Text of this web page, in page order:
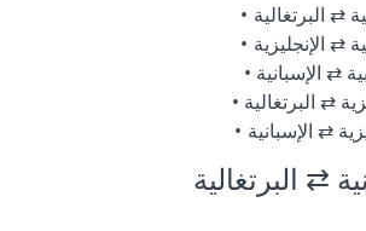
⇄ البرتغالية
⇄ الإنجليزية
⇄ الإسبانية
⇄ البرتغالية
⇄ الإسبانية
⇄ البرتغالية